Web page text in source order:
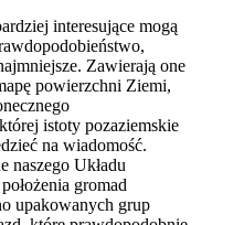
interesujące mogą
Zawierają one
powierzchni Ziemi,
istoty pozaziemskie
na wiadomość.
naszego Układu
gromad
upakowanych grup